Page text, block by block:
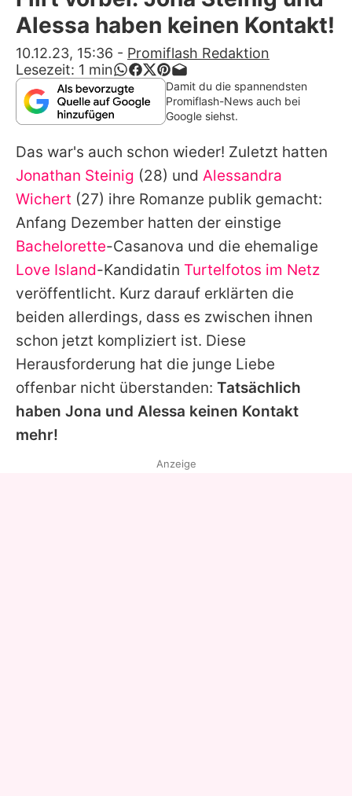
Alle Themen auf Promiflash
App runterladen
Team
Redaktionelle Richtlinien
Impressum
Datenschutzerklärung
Nutzungsbedingungen
Utiq verwalten
Alessa haben keinen Kontakt!
10.12.23, 15:36 - Promiflash Redaktion
Lesezeit: 1 min
Damit du die spannendsten
Promiflash-News auch bei
Google siehst.
Das war's auch schon wieder! Zuletzt hatten
Jonathan Steinig (28) und Alessandra
Wichert (27) ihre Romanze publik gemacht:
Anfang Dezember hatten der einstige
Bachelorette-Casanova und die ehemalige
Love Island-Kandidatin Turtelfotos im Netz
veröffentlicht. Kurz darauf erklärten die
beiden allerdings, dass es zwischen ihnen
schon jetzt kompliziert ist. Diese
Herausforderung hat die junge Liebe
offenbar nicht überstanden: Tatsächlich
haben Jona und Alessa keinen Kontakt
mehr!
Anzeige